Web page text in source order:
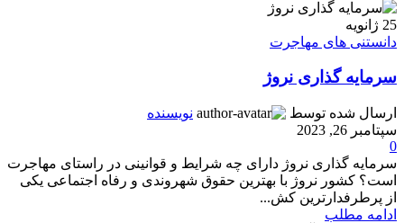
25 ژانویه
دانستنی های مهاجرت
سرمایه گذاری نروژ
ارسال شده توسط
نویسنده
سپتامبر 26, 2023
0
سرمایه گذاری نروژ دارای چه شرایط و قوانینی در راستای مهاجرت
است؟ کشور نروژ با بهترین حقوق شهروندی و رفاه اجتماعی یکی
از پرطرفدارترین کش...
ادامه مطلب